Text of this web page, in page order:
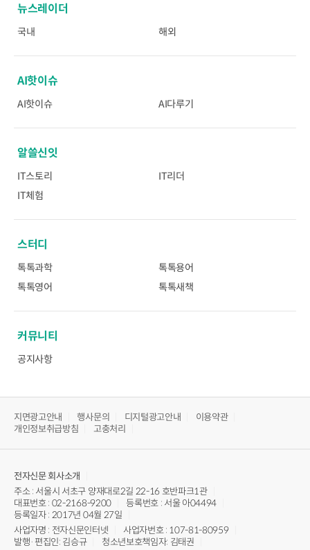
뉴스레이더
국내 해외
AI핫이슈
AI핫이슈 AI다루기
알쓸신잇
IT스토리
IT리더
IT체험
스터디
톡톡과학
톡톡용어
톡톡영어
톡톡새책
커뮤니티
공지사항
지면광고안내 행사문의 디지털광고안내
이용약관
개인정보취급방침
고충처리
전자신문회사소개
주소 : 서울시 서초구 양재대로2길 22-16 호반파크1관
대표번호 : 02-2168-9200
등록번호 : 서울 아04494
등록일자 : 2017년 04월 27일
사업자명 : 전자신문인터넷
사업자번호 : 107-81-80959
발행·편집인: 김승규
청소년보호책임자: 김태권